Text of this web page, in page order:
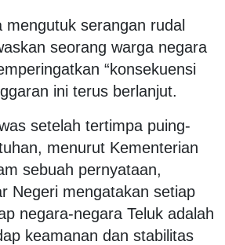
mengutuk serangan rudal
seorang warga negara
“konsekuensi
ini terus berlanjut.
setelah tertimpa puing-
menurut Kementerian
sebuah pernyataan,
Negeri mengatakan setiap
negara-negara Teluk adalah
keamanan dan stabilitas